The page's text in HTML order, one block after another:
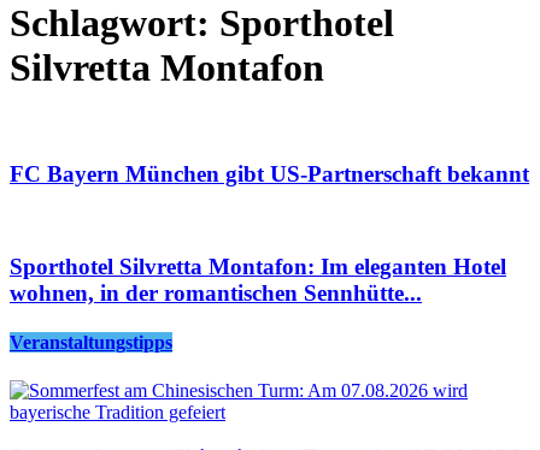
Schlagwort: Sporthotel
Silvretta Montafon
FC Bayern München gibt US-Partnerschaft bekannt
Sporthotel Silvretta Montafon: Im eleganten Hotel
wohnen, in der romantischen Sennhütte...
Veranstaltungstipps